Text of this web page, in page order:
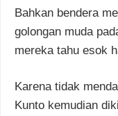
Bahkan bendera
golongan muda
mereka tahu esok
Karena tidak
Kunto kemudian